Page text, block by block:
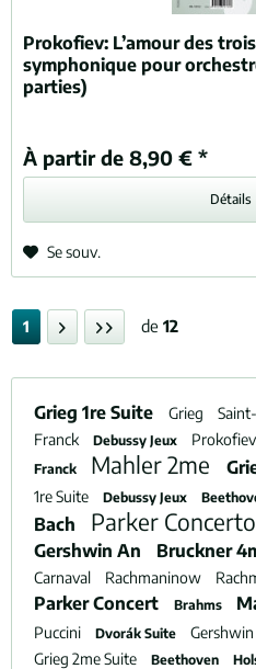
Prokofiev: L’amour des
symphonique pour
parties)
À partir de 8,90 € *
Détails
Se souv.
1 de 12
Grieg 1re Suite Grieg
Franck Debussy Jeux
Franck
Mahler 2me
1re Suite
Debussy Jeux
Bach Parker Concerto
Gershwin An Bruckner
Carnaval
Rachmaninow
Parker Concert
Brahms
Puccini Dvorák Suite Gershwin
Grieg 2me Suite Beethoven